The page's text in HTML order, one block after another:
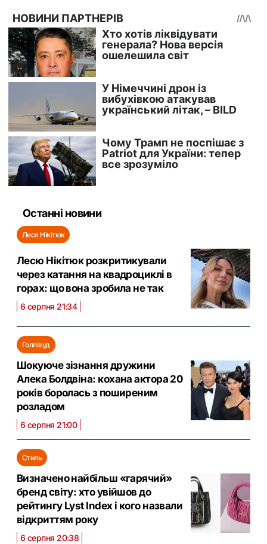
Останні новини
Леся Нікітюк
Лесю Нікітюк розкритикували
через катання на квадроциклі в
горах: що вона зробила не так
6 серпня 21:34
Голлівуд
Шокуюче зізнання дружини
Алека Болдвіна: кохана актора 20
років боролась з поширеним
розладом
6 серпня 21:00
Стиль
Визначено найбільш «гарячий»
бренд світу: хто увійшов до
рейтингу Lyst Index і кого назвали
відкриттям року
6 серпня 20:38